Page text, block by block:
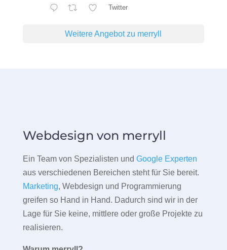
Twitter
Weitere Angebot zu merryll
Webdesign von merryll
Ein Team von Spezialisten und Google Experten
aus verschiedenen Bereichen steht für Sie bereit.
Marketing, Webdesign und Programmierung
greifen so Hand in Hand. Dadurch sind wir in der
Lage für Sie keine, mittlere oder große Projekte zu
realisieren.